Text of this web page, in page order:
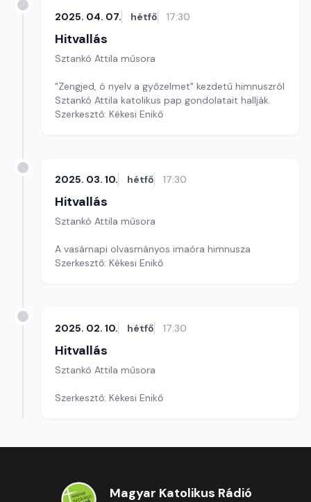
2025. 04. 07. hétfő 17:30
Hitvallás
Sztankó Attila műsora
"Zengjed, ó nyelv a győzelmet" kezdetű himnuszról
Sztankó Attila katolikus pap gondolatait hallják.
Szerkesztő: Kékesi Enikő
2025. 03. 10. hétfő 17:30
Hitvallás
Sztankó Attila műsora
A vasárnapi olvasmányos imaóra himnusza
Szerkesztő: Kékesi Enikő
2025. 02. 10. hétfő 17:30
Hitvallás
Sztankó Attila műsora
Szerkesztő: Kékesi Enikő
Magyar Katolikus Rádió